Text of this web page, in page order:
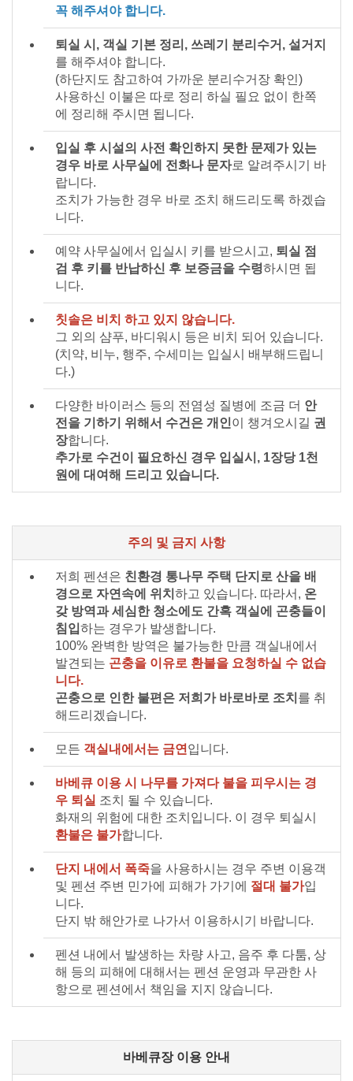
꼭 해주셔야 합니다.
퇴실 시, 객실 기본 정리, 쓰레기 분리수거, 설거지
를 해주셔야 합니다.
(하단지도 참고하여 가까운 분리수거장 확인)
사용하신 이불은 따로 정리 하실 필요 없이 한쪽
에 정리해 주시면 됩니다.
입실 후 시설의 사전 확인하지 못한 문제가 있는
경우 바로 사무실에 전화나 문자로 알려주시기 바
랍니다.
조치가 가능한 경우 바로 조치 해드리도록 하겠습
니다.
예약 사무실에서 입실시 키를 받으시고, 퇴실 점
검 후 키를 반납하신 후 보증금을 수령하시면 됩
니다.
칫솔은 비치 하고 있지 않습니다.
그 외의 샴푸, 바디워시 등은 비치 되어 있습니다.
(치약, 비누, 행주, 수세미는 입실시 배부해드립니
다.)
다양한 바이러스 등의 전염성 질병에 조금 더 안
전을 기하기 위해서 수건은 개인이 챙겨오시길 권
장합니다.
추가로 수건이 필요하신 경우 입실시, 1장당 1천
원에 대여해 드리고 있습니다.
주의 및 금지 사항
저희 펜션은 친환경 통나무 주택 단지로 산을 배
경으로 자연속에 위치 하고 있습니다. 따라서, 온
갖 방역과 세심한 청소에도 간혹 객실에 곤충들이
침입하는 경우가 발생합니다.
100% 완벽한 방역은 불가능한 만큼 객실내에서
발견되는 곤충을 이유로 환불을 요청하실 수 없습
니다.
곤충으로 인한 불편은 저희가 바로바로 조치 를 취
해드리겠습니다.
모든 객실내에서는 금연 입니다.
바베큐 이용 시 나무를 가져다 불을 피우시는 경
우 퇴실 조치 될 수 있습니다.
화재의 위험에 대한 조치입니다. 이 경우 퇴실시
환불은 불가합니다.
단지 내에서 폭죽을 사용하시는 경우 주변 이용객
및 펜션 주변 민가에 피해가 가기에 절대 불가입
니다.
단지 밖 해안가로 나가서 이용하시기 바랍니다.
펜션 내에서 발생하는 차량 사고, 음주 후 다툼, 상
해 등의 피해에 대해서는 펜션 운영과 무관한 사
항으로 펜션에서 책임을 지지 않습니다.
바베큐장 이용 안내